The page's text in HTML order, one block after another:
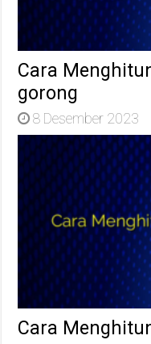
Cara
gorong
8 Desember 2023
Cara